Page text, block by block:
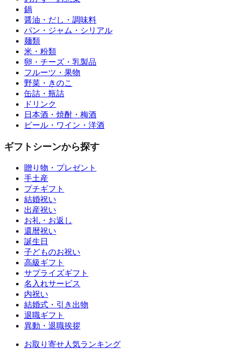
鍋
醤油・だし・調味料
パン・ジャム・シリアル
麺類
米・粉類
卵・チーズ・乳製品
フルーツ・果物
野菜・きのこ
缶詰・瓶詰
ドリンク
日本酒・焼酎・梅酒
ビール・ワイン・洋酒
ギフトシーンから探す
贈り物・プレゼント
手土産
プチギフト
結婚祝い
出産祝い
お礼・お返し
還暦祝い
誕生日
子どものお祝い
高級ギフト
サプライズギフト
名入れサービス
内祝い
結婚式・引き出物
退職ギフト
異動・退職挨拶
お取り寄せ人気ランキング